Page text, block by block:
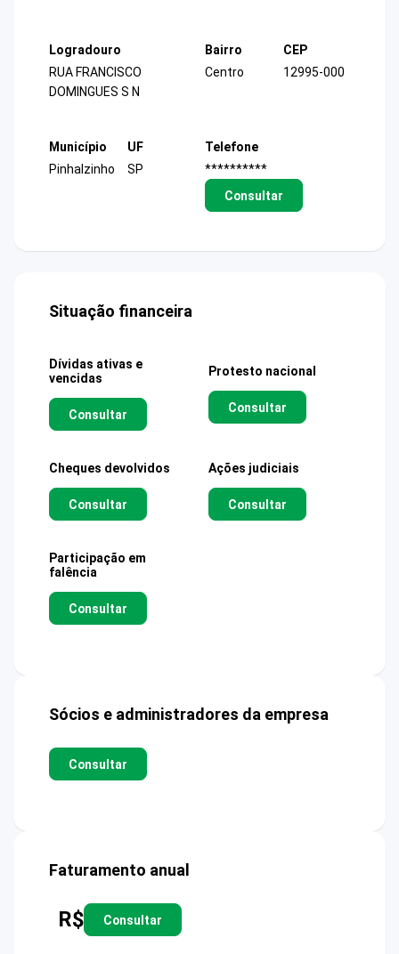
Logradouro
RUA FRANCISCO
DOMINGUES S N
Bairro
Centro
CEP
12995-000
Município
Pinhalzinho
UF
SP
Telefone
**********
Consultar
Situação financeira
Dívidas ativas e
vencidas
Consultar
Protesto nacional
Consultar
Cheques devolvidos
Consultar
Ações judiciais
Consultar
Participação em
falência
Consultar
Sócios e administradores da empresa
Consultar
Faturamento anual
R$ Consultar